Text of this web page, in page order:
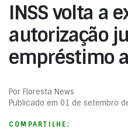
INSS volta a
autorização
empréstimo
Por Floresta News
Publicado em 01 de setembro
COMPARTILHE: